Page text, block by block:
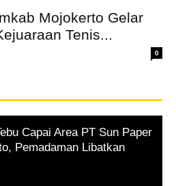
Mojokerto Gelar
Tenis...
0
Capai Area PT Sun Paper
Pemadaman Libatkan